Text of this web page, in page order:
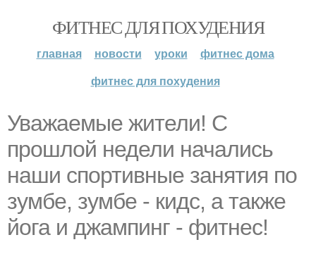
ФИТНЕС ДЛЯ ПОХУДЕНИЯ
главная новости уроки
фитнес дома
фитнес для похудения
Уважаемые жители! С
прошлой недели начались
наши спортивные занятия по
зумбе, зумбе - кидс, а также
йога и джампинг - фитнес!